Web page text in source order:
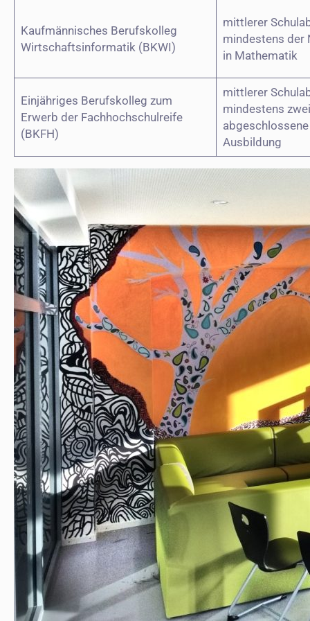
Kaufmännisches Berufskolleg
Wirtschaftsinformatik (BKWI)
mittlerer
mindestens der
in Mathematik
Einjähriges Berufskolleg zum
Erwerb der Fachhochschulreife
(BKFH)
mittlerer
mindestens
Ausbildung